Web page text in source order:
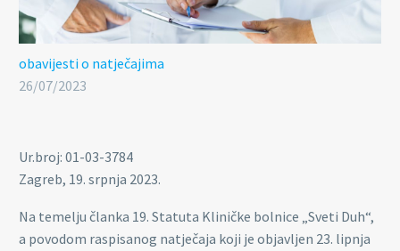
obavijesti o natječajima
26/07/2023
Ur.broj: 01-03-3784
Zagreb, 19. srpnja 2023.
Na temelju članka 19. Statuta Kliničke bolnice „Sveti Duh“,
a povodom raspisanog natječaja koji je objavljen 23. lipnja